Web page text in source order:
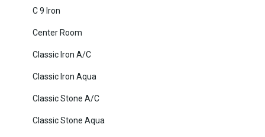
C 9 Iron
Center Room
Classic Iron A/C
Classic Iron Aqua
Classic Stone A/C
Classic Stone Aqua